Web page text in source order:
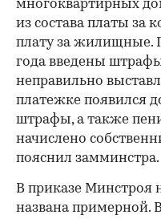
многоквартирных
из состава платы за
плату за жилищные.
года введены
неправильно
платежке появился
штрафы, а также
начислено
пояснил замминстра.
В приказе Минстроя
названа примерной.